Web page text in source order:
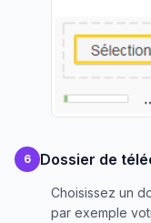
6 Dossier de
Choisissez un
par exemple